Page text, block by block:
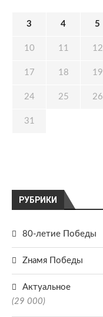
РУБРИКИ
80-летие Победы
Zнамя Победы
Актуальное
(29 000)
3 4 5
10 11 12
17 18 19
24 25 26
31